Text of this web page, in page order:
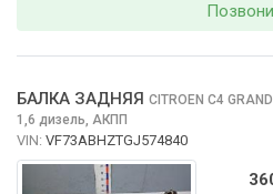
БАЛКА ЗАДНЯЯ CITROEN C4
1,6 дизель, АКПП
VIN: VF73ABHZTGJ574840